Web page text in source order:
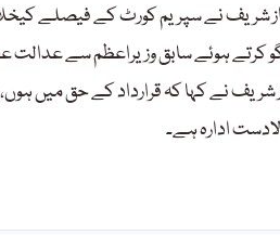
شریف نے سپریم کورٹ کے فیصلے
کرتے ہوئے سابق وزیراعظم سے عدالت
نے کہا کہ قرارداد کے حق میں
ادارہ ہے۔